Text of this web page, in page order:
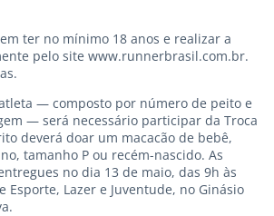
ter no mínimo 18 anos e realizar a
pelo site www.runnerbrasil.com.br.
— composto por número de peito e
— será necessário participar da Troca
deverá doar um macacão de bebê,
tamanho P ou recém-nascido. As
no dia 13 de maio, das 9h às
Esporte, Lazer e Juventude, no Ginásio